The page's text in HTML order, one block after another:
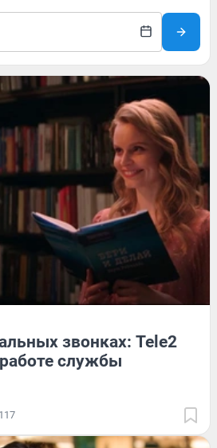
звонках: Tele2
службы